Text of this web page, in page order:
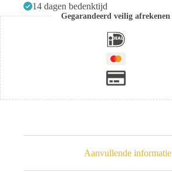
14 dagen bedenktijd
Gegarandeerd veilig afrekenen
Aanvullende informatie